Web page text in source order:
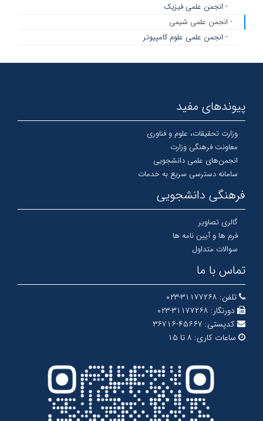
- انجمن علمی فیزیک
- انجمن علمی شیمی
- انجمن علمی علوم کامپیوتر
پیوندهای مفید
وزارت تحقیقات، علوم و فناوری
معاونت فرهنگی وزارت
انجمن‌های علمی دانشجویی
سامانه دسترسی سریع به خدمات
فرهنگی دانشجویی
گالری تصاویر
فرم ها و آیین نامه ها
سوالات متداول
تماس با ما
تلفن: ۳۱۱۷۷۲۶۸-۰۲۳
دورنگار: ۳۱۱۷۷۲۶۸-۰۲۳
کدپستی: ۴۵۶۶۷-۳۶۷۱۶
ساعات کاری: ۸ تا ۱۵